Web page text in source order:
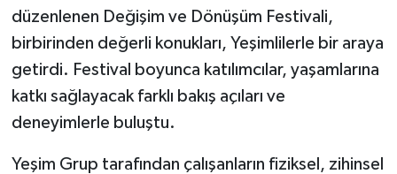
düzenlenen Değişim ve Dönüşüm Festivali,
birbirinden değerli konukları, Yeşimlilerle bir araya
getirdi. Festival boyunca katılımcılar, yaşamlarına
katkı sağlayacak farklı bakış açıları ve
deneyimlerle buluştu.
Yeşim Grup tarafından çalışanların fiziksel, zihinsel
İNSAN
Jandarma